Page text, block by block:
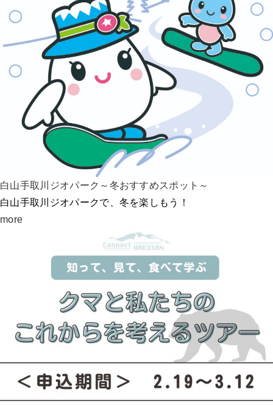
白山手取川ジオパーク～冬おすすめスポット～
白山手取川ジオパークで、冬を楽しもう！
more